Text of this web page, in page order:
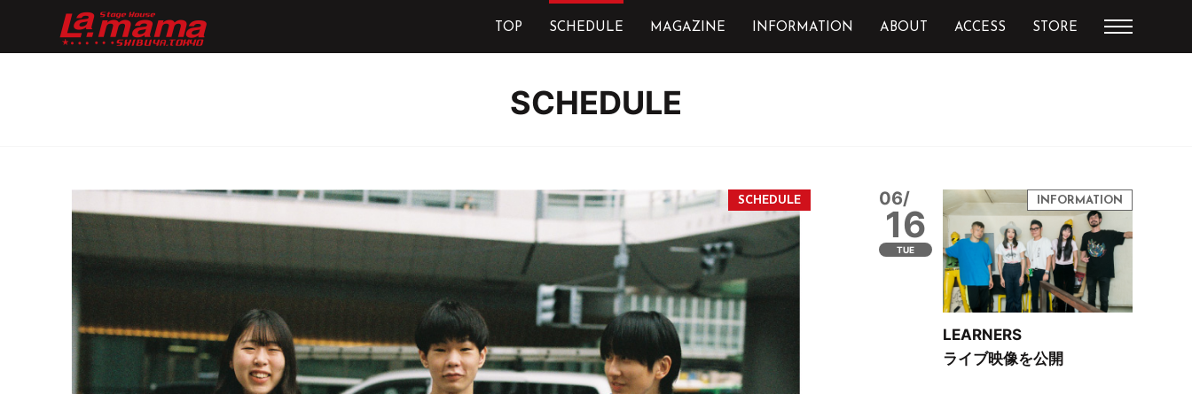
TOP SCHEDULE MAGAZINE INFORMATION ABOUT ACCESS STORE
SCHEDULE
06/
16
TUE
LEARNERS
ライブ映像を公開